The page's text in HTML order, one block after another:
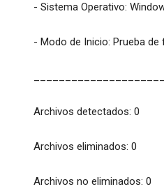
- Sistema Operativo:
- Modo de Inicio: Prueba de
Archivos detectados: 0
Archivos eliminados: 0
Archivos no eliminados: 0